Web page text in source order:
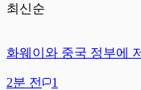
최신순
화웨이와 중국 정부에
2분 전 1